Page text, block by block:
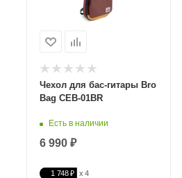
Чехол для бас-гитары Bro
Bag CEB-01BR
Есть в наличии
6 990 ₽
1 748 ₽